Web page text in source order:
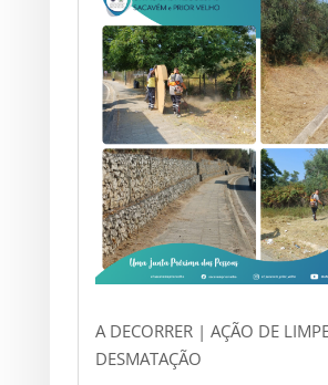
A DECORRER | AÇÃO DE
DESMATAÇÃO